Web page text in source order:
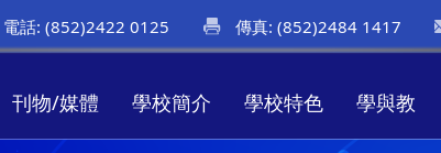
電話: (852)2422 0125 傳真: (852)2484 1417
刊物/媒體 學校簡介 學校特色 學與教